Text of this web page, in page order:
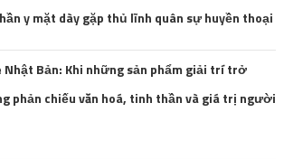
y mặt dày gặp thủ lĩnh quân sự huyền thoại
Nhật Bản: Khi những sản phẩm giải trí trở
phản chiếu văn hoá, tinh thần và giá trị người